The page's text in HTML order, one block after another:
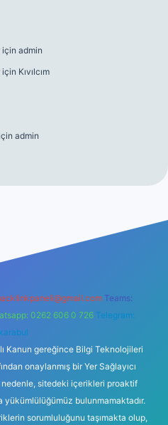
için admin
için Kıvılcım
admin
Teams:
0262 606 0 726 Telegram:
Kanun gereğince Bilgi Teknolojileri
onaylanmış bir Yer Sağlayıcı
sitedeki içerikleri proaktif
yükümlülüğümüz bulunmamaktadır.
sorumluluğunu taşımakta olup,